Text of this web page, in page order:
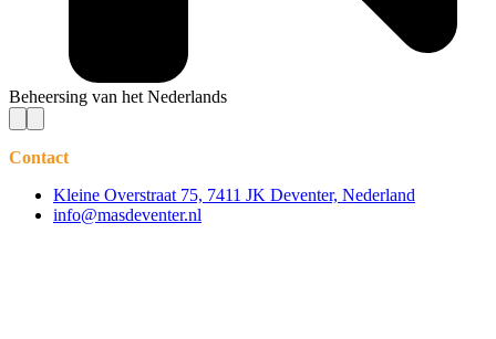
Beheersing van het Nederlands
Contact
Kleine Overstraat 75, 7411 JK Deventer, Nederland
info@masdeventer.nl